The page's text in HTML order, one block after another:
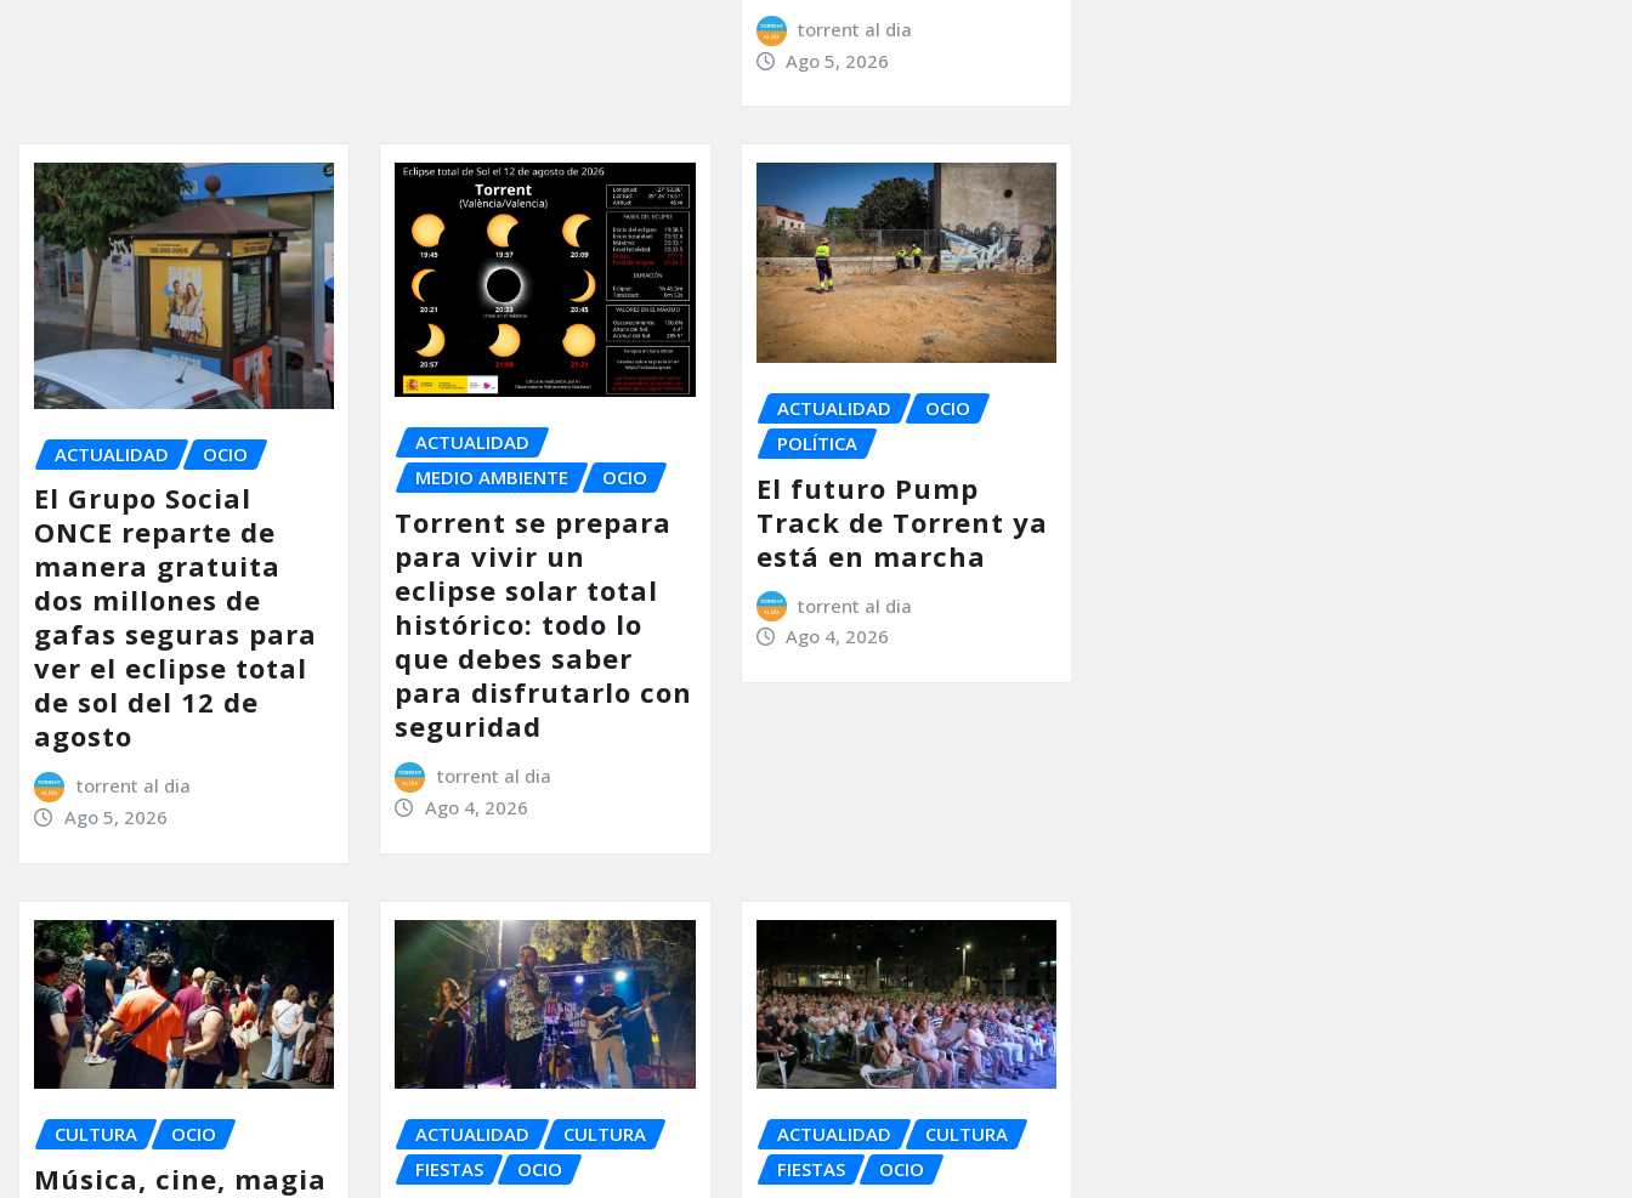
torrent al dia
Ago 5, 2026
ACTUALIDAD OCIO
El Grupo Social
ONCE reparte de
manera gratuita
dos millones de
gafas seguras para
ver el eclipse total
de sol del 12 de
agosto
torrent al dia
Ago 5, 2026
ACTUALIDAD
MEDIO AMBIENTE
OCIO
Torrent se prepara
para vivir un
eclipse solar total
histórico: todo lo
que debes saber
para disfrutarlo con
seguridad
torrent al dia
Ago 4, 2026
ACTUALIDAD
OCIO
POLÍTICA
El futuro Pump
Track de Torrent ya
está en marcha
torrent al dia
Ago 4, 2026
CULTURA OCIO
Música, cine, magia
ACTUALIDAD
CULTURA
FIESTAS
OCIO
ACTUALIDAD
CULTURA
FIESTAS
OCIO